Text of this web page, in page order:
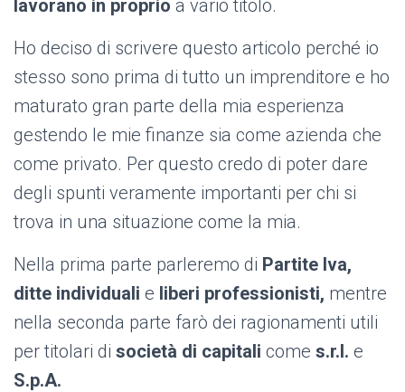
lavorano in proprio a vario titolo.
Ho deciso di scrivere questo articolo perché io
stesso sono prima di tutto un imprenditore e ho
maturato gran parte della mia esperienza
gestendo le mie finanze sia come azienda che
come privato. Per questo credo di poter dare
degli spunti veramente importanti per chi si
trova in una situazione come la mia.
Nella prima parte parleremo di Partite Iva,
ditte individuali e liberi professionisti, mentre
nella seconda parte farò dei ragionamenti utili
per titolari di società di capitali come s.r.l. e
S.p.A.